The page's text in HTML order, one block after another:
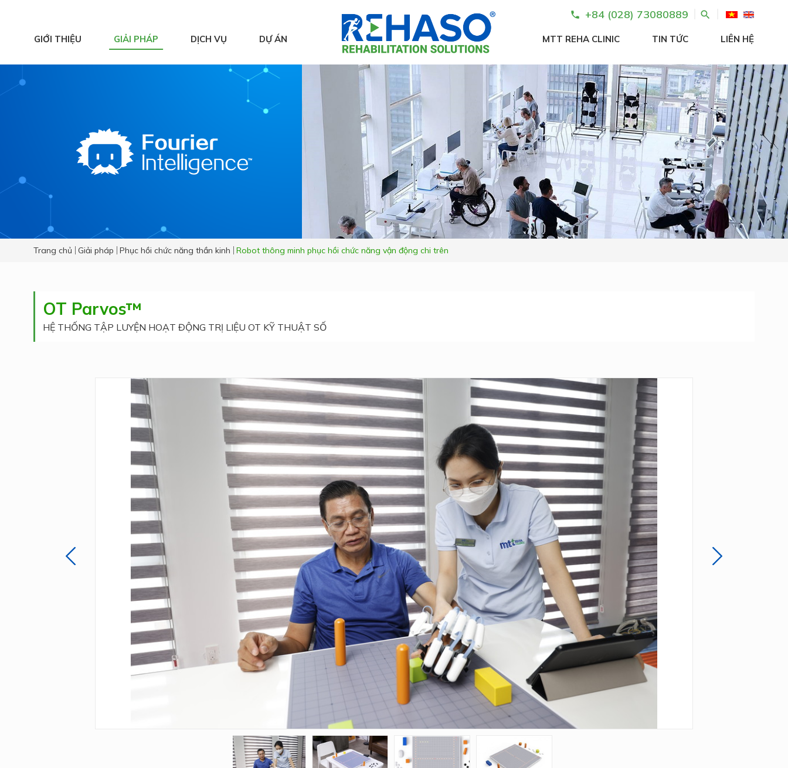
GIỚI THIỆU GIẢI PHÁP
động
Y học thể thao
Phục hồi chức năng
chủ động
Phục hồi chức năng
thần kinh
Lao động trị liệu
DỊCH VỤ DỰ ÁN MTT REHA CLINIC TIN TỨC LIÊN HỆ
phone +84 (028) 73080889 search
Trang chủ Giải pháp Phục hồi chức năng thần kinh Robot thông minh phục hồi chức năng vận động chi trên
OT Parvos™
HỆ THỐNG TẬP LUYỆN HOẠT ĐỘNG TRỊ LIỆU OT KỸ THUẬT SỐ